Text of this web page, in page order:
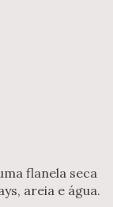
flanela seca
areia e água.